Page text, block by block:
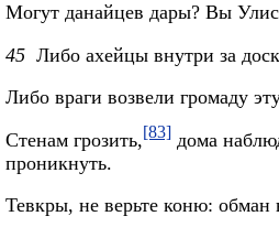
Могут данайцев дары? Вы
45 Либо ахейцы внутри за
Либо враги возвели громаду
Стенам грозить,[83] дома
проникнуть.
Тевкры, не верьте коню: обман